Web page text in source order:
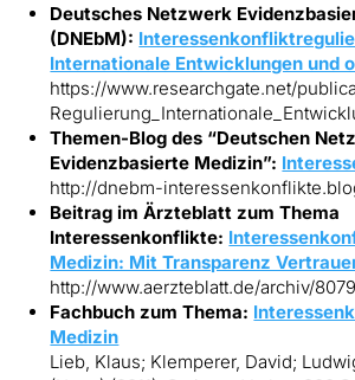
Deutsches Netzwerk
(DNEbM):
Internationale Entwicklungen und
https://www.researchgate.net/
Themen-Blog des “Deutschen
Evidenzbasierte Medizin”:
http://dnebm-
Beitrag im Ärzteblatt zum Thema
Interessenkonflikte:
Medizin: Mit Transparenz
http://www.aerzteblatt.de/archiv/
Fachbuch zum Thema:
Medizin
Lieb, Klaus; Klemperer, David;